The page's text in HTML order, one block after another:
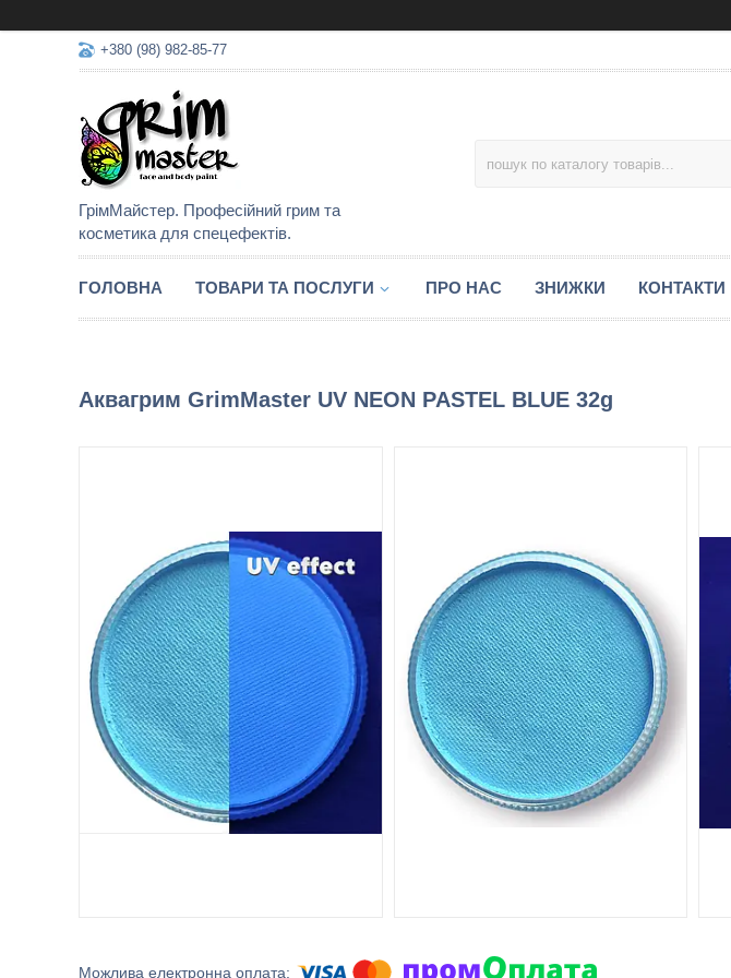
+380 (98) 982-85-77
ГрімМайстер. Професійний грим та
косметика для спецефектів.
ГОЛОВНА ТОВАРИ ТА ПОСЛУГИ ПРО НАС ЗНИЖКИ КОНТАКТИ
Аквагрим GrimMaster UV NEON PASTEL BLUE 32g